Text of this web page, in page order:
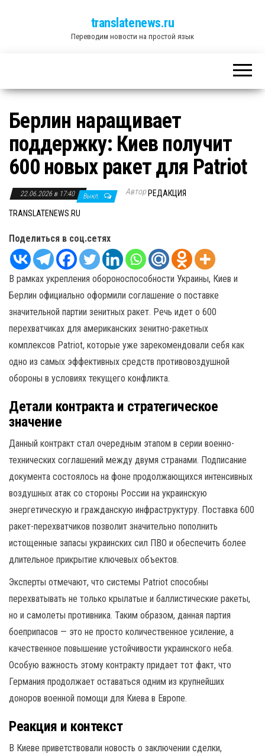
translatenews.ru
Переводим новости на простой язык
Берлин наращивает
поддержку: Киев получит
600 новых ракет для Patriot
22.06.2026 в 17:40 Выкл. Автор РЕДАКЦИЯ
TRANSLATENEWS.RU
Поделиться в соц.сетях
В рамках укрепления обороноспособности Украины, Киев и
Берлин официально оформили соглашение о поставке
значительной партии зенитных ракет. Речь идет о 600
перехватчиках для американских зенитно-ракетных
комплексов Patriot, которые уже зарекомендовали себя как
одно из самых эффективных средств противовоздушной
обороны в условиях текущего конфликта.
Детали контракта и стратегическое
значение
Данный контракт стал очередным этапом в серии военно-
технических соглашений между двумя странами. Подписание
документа состоялось на фоне продолжающихся интенсивных
воздушных атак со стороны России на украинскую
энергетическую и гражданскую инфраструктуру. Поставка 600
ракет-перехватчиков позволит значительно пополнить
истощенные запасы украинских сил ПВО и обеспечить более
длительное прикрытие ключевых объектов.
Эксперты отмечают, что системы Patriot способны
перехватывать не только крылатые и баллистические ракеты,
но и самолеты противника. Таким образом, данная партия
боеприпасов — это не просто количественное усиление, а
качественное повышение устойчивости украинского неба.
Особую важность этому контракту придает тот факт, что
Германия продолжает оставаться одним из крупнейших
доноров военной помощи для Киева в Европе.
Реакция и контекст
В Киеве приветствовали новость о заключении сделки,